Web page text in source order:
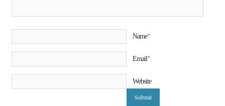
Name*
Email*
Website